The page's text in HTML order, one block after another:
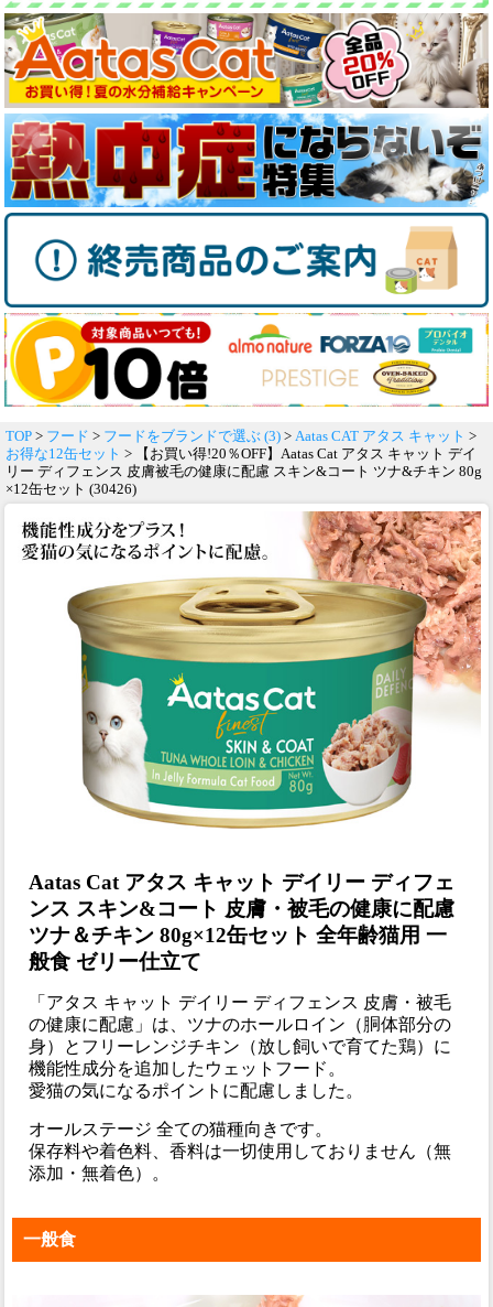
TOP > フード > フードをブランドで選ぶ (3) > Aatas CAT アタス キャット >
お得な12缶セット > 【お買い得!20％OFF】Aatas Cat アタス キャット デイ
リー ディフェンス 皮膚被毛の健康に配慮 スキン&コート ツナ&チキン 80g
×12缶セット (30426)
Aatas Cat アタス キャット デイリー ディフェ
ンス スキン&コート 皮膚・被毛の健康に配慮
ツナ＆チキン 80g×12缶セット 全年齢猫用 一
般食 ゼリー仕立て
「アタス キャット デイリー ディフェンス 皮膚・被毛
の健康に配慮」は、ツナのホールロイン（胴体部分の
身）とフリーレンジチキン（放し飼いで育てた鶏）に
機能性成分を追加したウェットフード。
愛猫の気になるポイントに配慮しました。
オールステージ 全ての猫種向きです。
保存料や着色料、香料は一切使用しておりません（無
添加・無着色）。
一般食